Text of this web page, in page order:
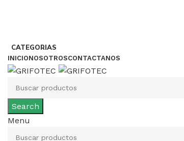
CATEGORIAS
INICIONOSOTROSCONTACTANOS
Search
Menu